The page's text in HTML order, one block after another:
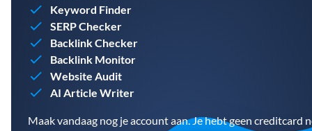
Keyword Finder
SERP Checker
Backlink Checker
Backlink Monitor
Website Audit
AI Article Writer
Maak vandaag nog je account aan. Je hebt geen creditcard